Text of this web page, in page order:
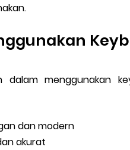
dalam menggunakan
dan modern
akurat